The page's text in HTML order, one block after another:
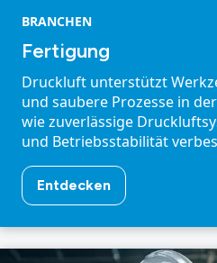
BRANCHEN
Fertigung
Druckluft unterstützt
und saubere Prozesse in
wie zuverlässige
und Betriebsstabilität
Entdecken